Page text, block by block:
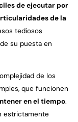
de ejecutar por
de la
tediosos
su puesta en
de los
que funcionen
en el tiempo.
estrictamente